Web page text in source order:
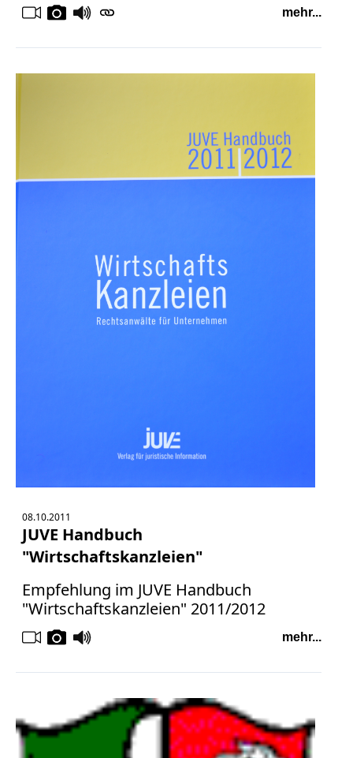
mehr...
08.10.2011
JUVE Handbuch
"Wirtschaftskanzleien"
Empfehlung im JUVE Handbuch
"Wirtschaftskanzleien" 2011/2012
mehr...